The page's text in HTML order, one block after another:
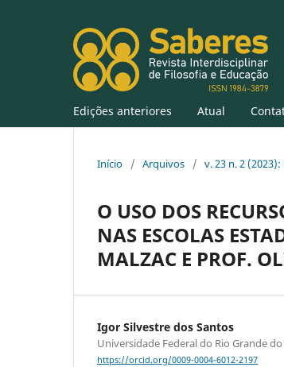
Edições anteriores Atual
Início / Arquivos / v. 23 n. 2
O USO DOS
NAS ESCOLAS
MALZAC E PROF.
Igor Silvestre dos Santos
Universidade Federal do Rio Grande
https://orcid.org/0009-0004-6012-2197